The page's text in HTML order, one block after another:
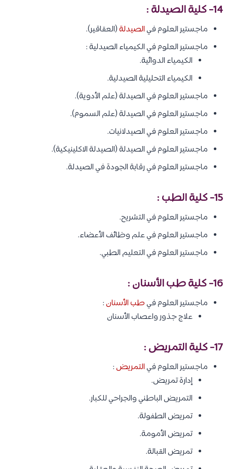
14- كلية الصيدلة :
ماجستير العلوم فيالصيدلة(العقاقير).
ماجستير العلوم في الكيمياء الصيدلية :
الكيمياء الدوائية.
الكيمياء التحليلية الصيدلية.
ماجستير العلوم في الصيدلة (علم الأدوية).
ماجستير العلوم في الصيدلة (علم السموم).
ماجستير العلوم في الصيدلانيات.
ماجستير العلوم في الصيدلة (الصيدلة الاكلينيكية).
ماجستير العلوم في رقابة الجودة في الصيدلة.
15- كلية الطب :
ماجستير العلوم في التشريح.
ماجستير العلوم في علم وظائف الأعضاء.
ماجستير العلوم في التعليم الطبي.
16- كلية طب الأسنان :
ماجستير العلوم فيطب الأسنان:
علاج جذور واعصاب الأسنان
17- كلية التمريض :
ماجستير العلوم فيالتمريض:
إدارة تمريض.
التمريض الباطني والجراحي للكبار.
تمريض الطفولة.
تمريض الأمومة.
تمريض القبالة.